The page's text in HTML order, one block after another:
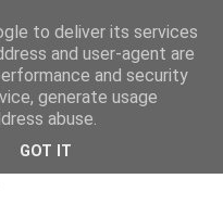
&
&
to deliver its services
and user-agent are
and security
generate usage
abuse.
GOT IT